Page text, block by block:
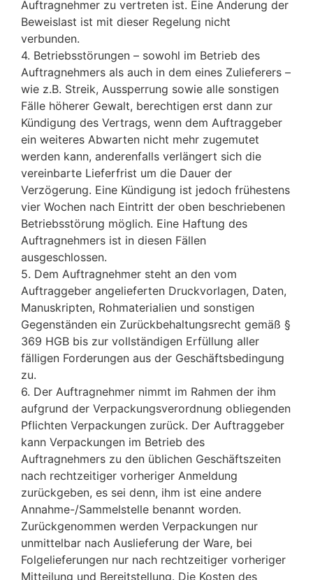
Auftragnehmer zu vertreten ist. Eine Änderung der
Beweislast ist mit dieser Regelung nicht
verbunden.
4. Betriebsstörungen – sowohl im Betrieb des
Auftragnehmers als auch in dem eines Zulieferers –
wie z.B. Streik, Aussperrung sowie alle sonstigen
Fälle höherer Gewalt, berechtigen erst dann zur
Kündigung des Vertrags, wenn dem Auftraggeber
ein weiteres Abwarten nicht mehr zugemutet
werden kann, anderenfalls verlängert sich die
vereinbarte Lieferfrist um die Dauer der
Verzögerung. Eine Kündigung ist jedoch frühestens
vier Wochen nach Eintritt der oben beschriebenen
Betriebsstörung möglich. Eine Haftung des
Auftragnehmers ist in diesen Fällen
ausgeschlossen.
5. Dem Auftragnehmer steht an den vom
Auftraggeber angelieferten Druckvorlagen, Daten,
Manuskripten, Rohmaterialien und sonstigen
Gegenständen ein Zurückbehaltungsrecht gemäß §
369 HGB bis zur vollständigen Erfüllung aller
fälligen Forderungen aus der Geschäftsbedingung
zu.
6. Der Auftragnehmer nimmt im Rahmen der ihm
aufgrund der Verpackungsverordnung obliegenden
Pflichten Verpackungen zurück. Der Auftraggeber
kann Verpackungen im Betrieb des
Auftragnehmers zu den üblichen Geschäftszeiten
nach rechtzeitiger vorheriger Anmeldung
zurückgeben, es sei denn, ihm ist eine andere
Annahme-/Sammelstelle benannt worden.
Zurückgenommen werden Verpackungen nur
unmittelbar nach Auslieferung der Ware, bei
Folgelieferungen nur nach rechtzeitiger vorheriger
Mitteilung und Bereitstellung. Die Kosten des